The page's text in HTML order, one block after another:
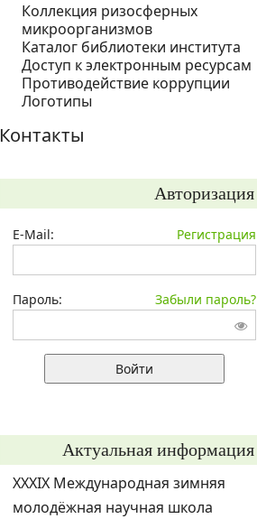
Коллекция ризосферных
микроорганизмов
Каталог библиотеки института
Доступ к электронным ресурсам
Противодействие коррупции
Логотипы
Контакты
Авторизация
E-Mail: Регистрация
Пароль: Забыли пароль?
Актуальная информация
XXXIX Международная зимняя
молодёжная научная школа